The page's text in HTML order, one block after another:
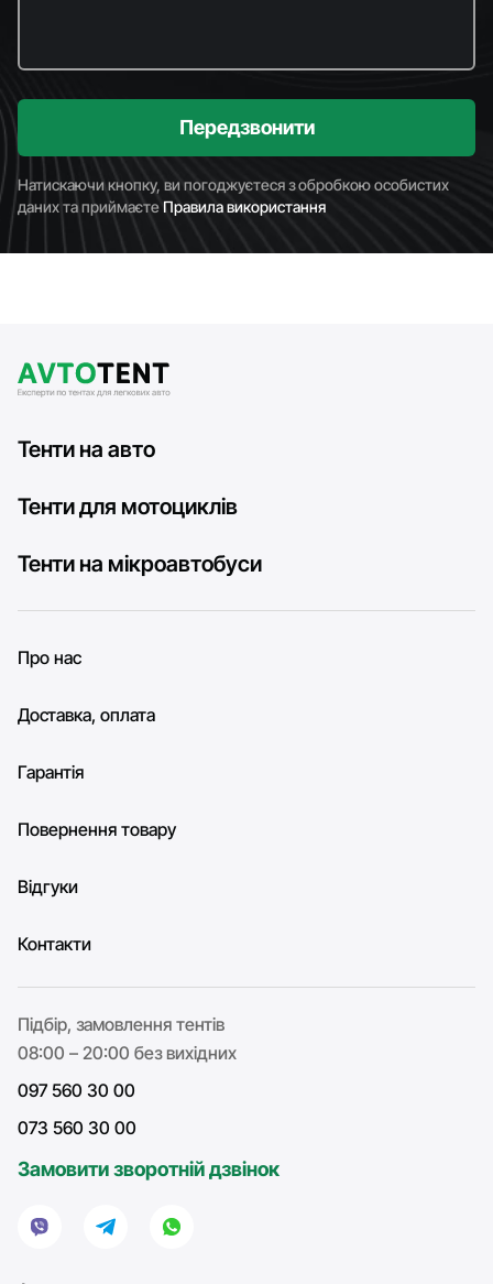
Передзвонити
Натискаючи кнопку, ви погоджуєтеся з обробкою особистих
даних та приймаєтеПравила використання
Тенти на авто
Тенти для мотоциклів
Тенти на мікроавтобуси
Про нас
Доставка, оплата
Гарантія
Повернення товару
Відгуки
Контакти
Підбір, замовлення тентів
08:00 – 20:00 без вихідних
097 560 30 00
073 560 30 00
Замовити зворотній дзвінок